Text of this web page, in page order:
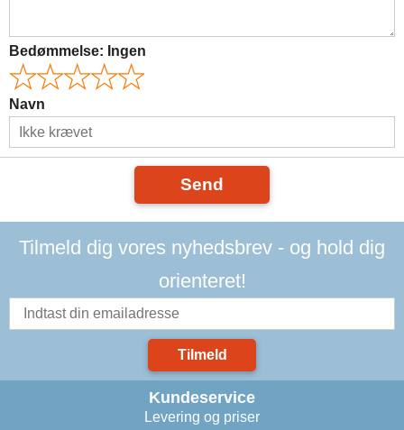
Bedømmelse: Ingen
Navn
Send
Tilmeld dig vores nyhedsbrev - og hold dig
orienteret!
Tilmeld
Kundeservice
Levering og priser